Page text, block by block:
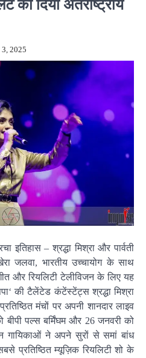
3, 2025
इतिहास – श्रद्धा मिश्रा और पार्वती
जलवा, भारतीय उच्चायोग के साथ
और रियलिटी टेलीविजन के लिए यह
की टैलेंटेड कंटेंस्टेंट्स श्रद्धा मिश्रा
मंचों पर अपनी शानदार लाइव
पल्स बर्मिंघम और 26 जनवरी को
गायिकाओं ने अपने सुरों से समां बांध
प्रतिष्ठित म्यूज़िक रियलिटी शो के